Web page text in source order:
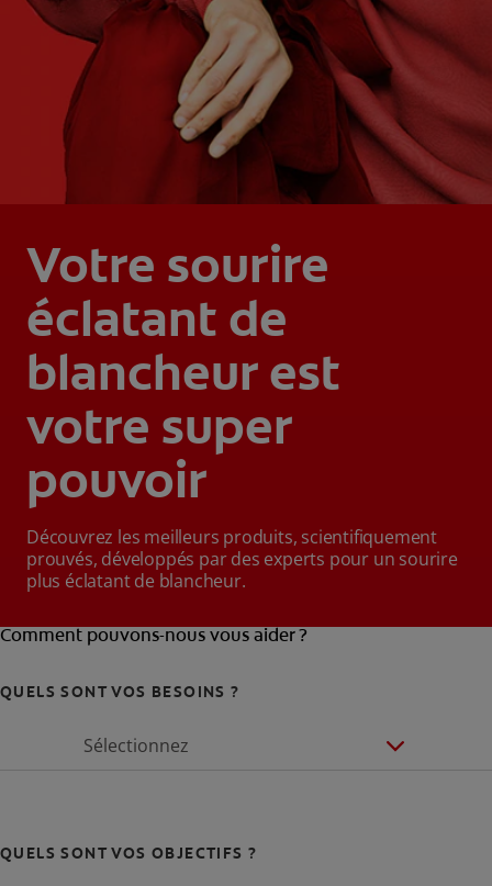
Commencer
Votre sourire
éclatant de
blancheur est
votre super
pouvoir
Découvrez les meilleurs produits, scientifiquement
prouvés, développés par des experts pour un sourire
plus éclatant de blancheur.
Comment pouvons-nous vous aider ?
QUELS SONT VOS BESOINS ?
Sélectionnez
QUELS SONT VOS OBJECTIFS ?